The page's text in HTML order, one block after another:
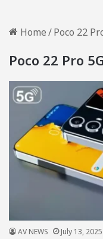
Home/Poco 22
Poco 22 Pro
AV NEWS July 13, 2025